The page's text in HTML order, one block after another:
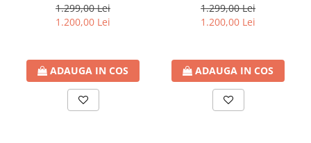
1.299,00 Lei
1.200,00 Lei
ADAUGA IN COS
1.299,00 Lei
1.200,00 Lei
ADAUGA IN COS